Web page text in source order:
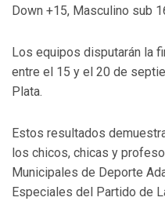
Down +15, Masculino sub
Los equipos disputarán la
entre el 15 y el 20 de
Plata.
Estos resultados
los chicos, chicas y
Municipales de Deporte
Especiales del Partido de